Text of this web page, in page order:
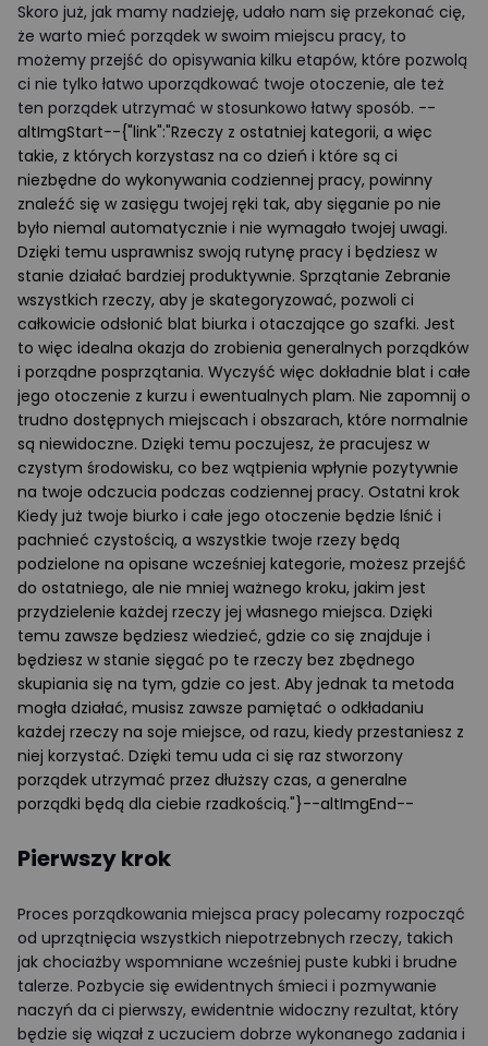
Skoro już, jak mamy nadzieję, udało nam się przekonać cię,
że warto mieć porządek w swoim miejscu pracy, to
możemy przejść do opisywania kilku etapów, które pozwolą
ci nie tylko łatwo uporządkować twoje otoczenie, ale też
ten porządek utrzymać w stosunkowo łatwy sposób. --
altImgStart--{"link":"Rzeczy z ostatniej kategorii, a więc
takie, z których korzystasz na co dzień i które są ci
niezbędne do wykonywania codziennej pracy, powinny
znaleźć się w zasięgu twojej ręki tak, aby sięganie po nie
było niemal automatycznie i nie wymagało twojej uwagi.
Dzięki temu usprawnisz swoją rutynę pracy i będziesz w
stanie działać bardziej produktywnie. Sprzątanie Zebranie
wszystkich rzeczy, aby je skategoryzować, pozwoli ci
całkowicie odsłonić blat biurka i otaczające go szafki. Jest
to więc idealna okazja do zrobienia generalnych porządków
i porządne posprzątania. Wyczyść więc dokładnie blat i całe
jego otoczenie z kurzu i ewentualnych plam. Nie zapomnij o
trudno dostępnych miejscach i obszarach, które normalnie
są niewidoczne. Dzięki temu poczujesz, że pracujesz w
czystym środowisku, co bez wątpienia wpłynie pozytywnie
na twoje odczucia podczas codziennej pracy. Ostatni krok
Kiedy już twoje biurko i całe jego otoczenie będzie lśnić i
pachnieć czystością, a wszystkie twoje rzezy będą
podzielone na opisane wcześniej kategorie, możesz przejść
do ostatniego, ale nie mniej ważnego kroku, jakim jest
przydzielenie każdej rzeczy jej własnego miejsca. Dzięki
temu zawsze będziesz wiedzieć, gdzie co się znajduje i
będziesz w stanie sięgać po te rzeczy bez zbędnego
skupiania się na tym, gdzie co jest. Aby jednak ta metoda
mogła działać, musisz zawsze pamiętać o odkładaniu
każdej rzeczy na soje miejsce, od razu, kiedy przestaniesz z
niej korzystać. Dzięki temu uda ci się raz stworzony
porządek utrzymać przez dłuższy czas, a generalne
porządki będą dla ciebie rzadkością."}--altImgEnd--
Pierwszy krok
Proces porządkowania miejsca pracy polecamy rozpocząć
od uprzątnięcia wszystkich niepotrzebnych rzeczy, takich
jak chociażby wspomniane wcześniej puste kubki i brudne
talerze. Pozbycie się ewidentnych śmieci i pozmywanie
naczyń da ci pierwszy, ewidentnie widoczny rezultat, który
będzie się wiązał z uczuciem dobrze wykonanego zadania i